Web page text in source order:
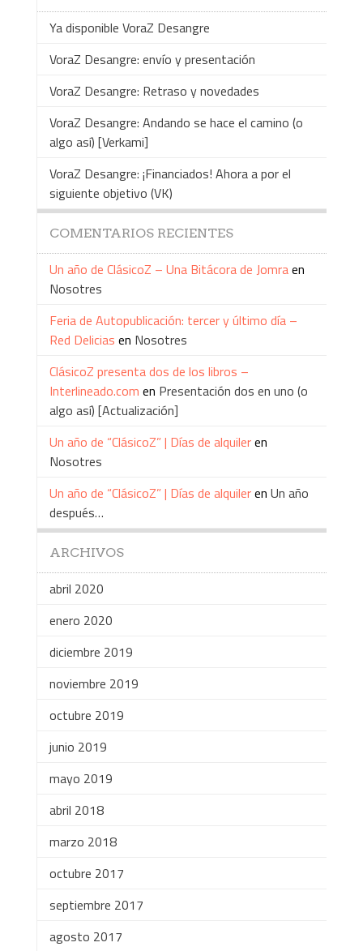
Ya disponible VoraZ Desangre
VoraZ Desangre: envío y presentación
VoraZ Desangre: Retraso y novedades
VoraZ Desangre: Andando se hace el camino (o
algo así) [Verkami]
VoraZ Desangre: ¡Financiados! Ahora a por el
siguiente objetivo (VK)
COMENTARIOS RECIENTES
Un año de ClásicoZ – Una Bitácora de Jomraen
Nosotres
Feria de Autopublicación: tercer y último día –
Red Delicias en Nosotres
ClásicoZ presenta dos de los libros –
Interlineado.com en Presentación dos en uno (o
algo así) [Actualización]
Un año de “ClásicoZ” | Días de alquileren
Nosotres
Un año de “ClásicoZ” | Días de alquileren Un año
después…
ARCHIVOS
abril 2020
enero 2020
diciembre 2019
noviembre 2019
octubre 2019
junio 2019
mayo 2019
abril 2018
marzo 2018
octubre 2017
septiembre 2017
agosto 2017